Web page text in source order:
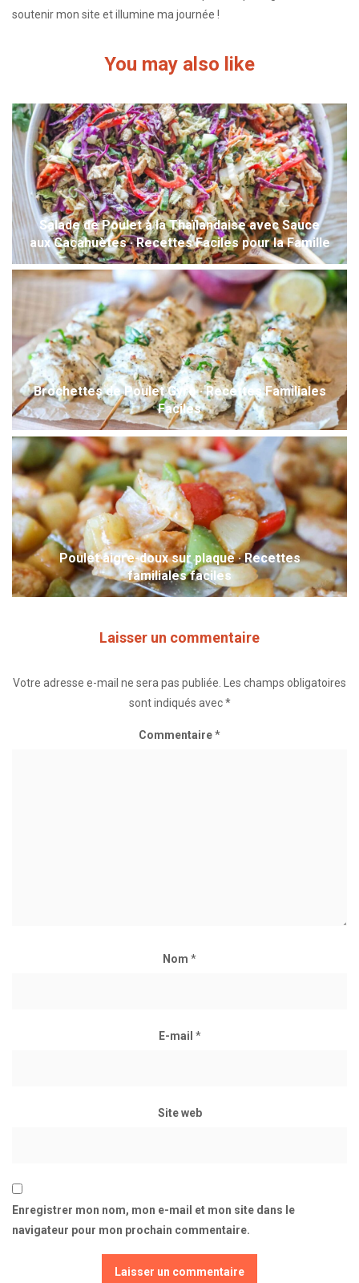
soutenir mon site et illumine ma journée !
You may also like
Salade de Poulet à la Thaïlandaise avec Sauce
aux Cacahuètes · Recettes Faciles pour la Famille
Brochettes de Poulet Gyro · Recettes Familiales
Faciles
Poulet aigre-doux sur plaque · Recettes
familiales faciles
Laisser un commentaire
Votre adresse e-mail ne sera pas publiée.
Les champs obligatoires
sont indiqués avec*
Commentaire*
Nom *
E-mail *
Site web
Enregistrer mon nom, mon e-mail et mon site dans le
navigateur pour mon prochain commentaire.